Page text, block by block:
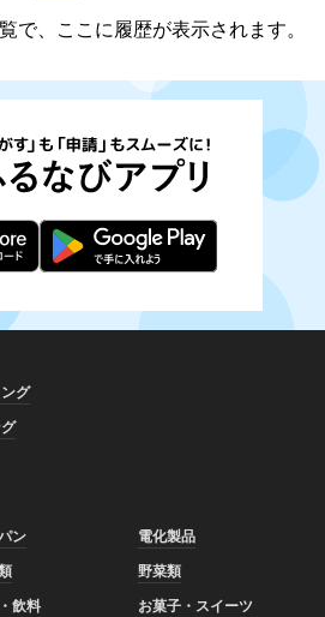
で、ここに履歴が表示されます。
グ
ン
電化製品
野菜類
飲料
お菓子・スイーツ